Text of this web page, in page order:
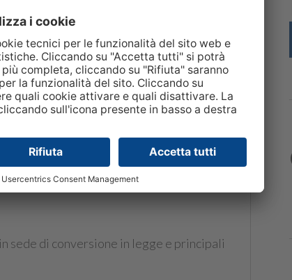
di conversione in legge e principali